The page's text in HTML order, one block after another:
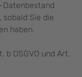
Datenbestand
Sie die
haben.
b DSGVO und Art.